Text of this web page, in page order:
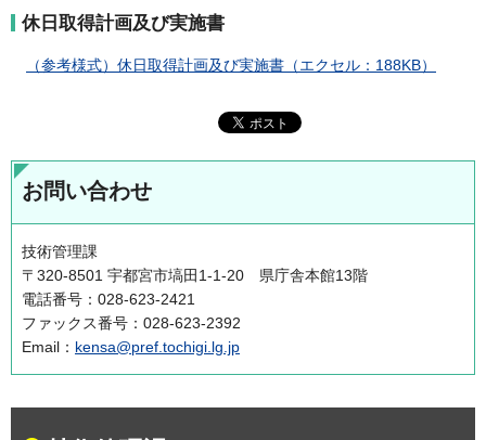
休日取得計画及び実施書
（参考様式）休日取得計画及び実施書（エクセル：188KB）
お問い合わせ
技術管理課
〒320-8501 宇都宮市塙田1-1-20 県庁舎本館13階
電話番号：028-623-2421
ファックス番号：028-623-2392
Email： kensa@pref.tochigi.lg.jp